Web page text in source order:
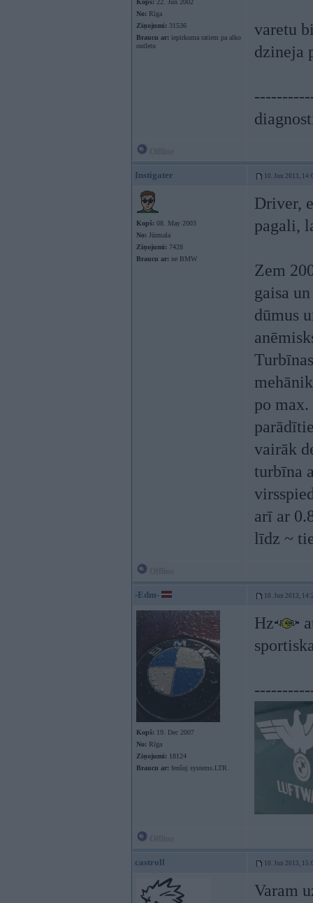
Kopš: 22. Jun 2002
No: Rīga
Ziņojumi: 31536
Braucu ar: iepirkuma ratiem pa alko
outletu
varetu
dzineja
Instigater 10. Jun 2013,
Kopš: 08. May 2003
No: Jūrmala
Ziņojumi: 7428
Braucu ar: ne BMW
Driver,
pagali,
Zem
gaisa
dūmus
po
vairāk
turbīna
arī ar
līdz ~
-Edm- 10. Jun 2013,
Kopš: 19. Dec 2007
No: Rīga
Ziņojumi: 18124
Braucu ar: fenšuj systems.LTR.
Hz
castroll 10. Jun 2013,
Varam